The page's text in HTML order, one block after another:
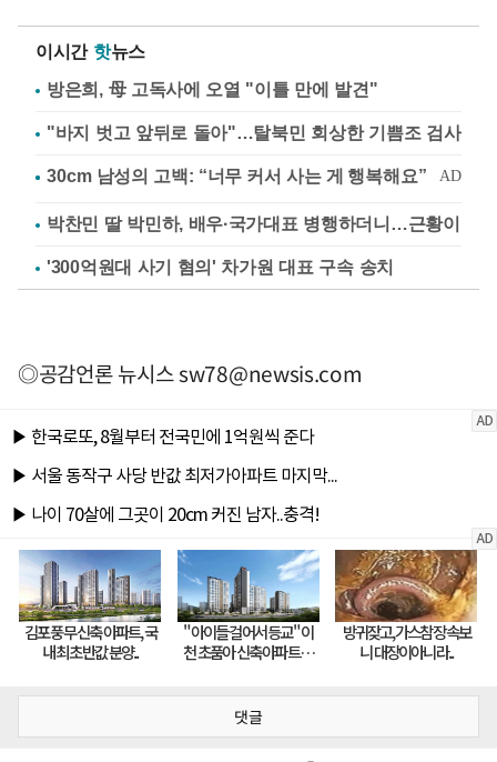
이시간 핫뉴스
방은희, 母 고독사에 오열 "이틀 만에 발견"
"바지 벗고 앞뒤로 돌아"…탈북민 회상한 기쁨조 검사
박찬민 딸 박민하, 배우·국가대표 병행하더니…근황이
'300억원대 사기 혐의' 차가원 대표 구속 송치
◎공감언론 뉴시스sw78@newsis.com
댓글